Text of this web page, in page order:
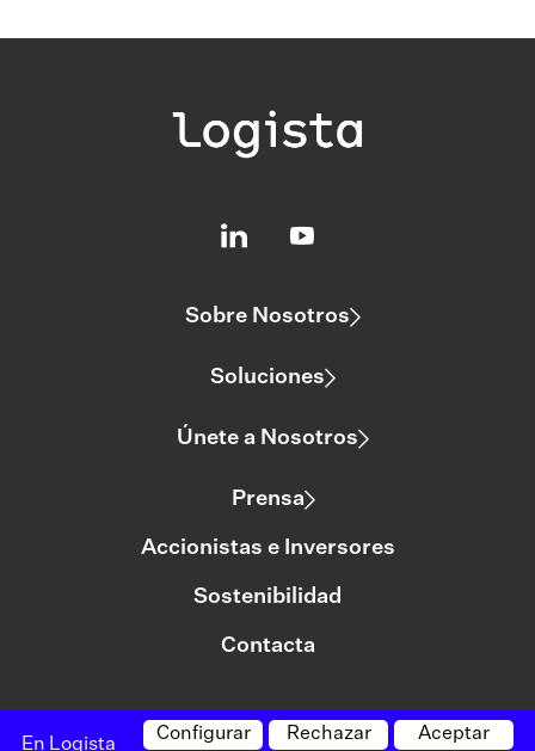
Sobre Nosotros
Soluciones
Únete a Nosotros
Prensa
Accionistas e Inversores
Sostenibilidad
Contacta
©logista Todos los derechos reservadosAceptar
Rechazar
Configurar
En Logista